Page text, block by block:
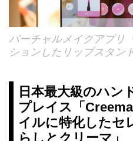
バーチャルメイクアプリ
ションしたリップスタン
日本最大級のハン
プレイス「
イルに特化したセ
らしとクリーマ」